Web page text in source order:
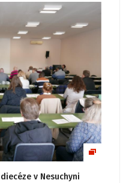
v Nesuchyni